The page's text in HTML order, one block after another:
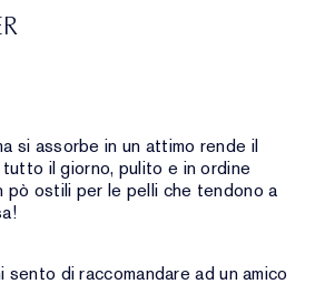
si assorbe in un attimo rende il
il giorno, pulito e in ordine
pò ostili per le pelli che tendono a
sento di raccomandare ad un amico